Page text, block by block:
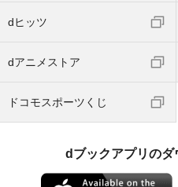
dヒッツ
dアニメストア
ドコモスポーツくじ
dブックアプリのダ